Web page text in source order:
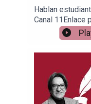
Hablan
Canal 11Enlace
Patreon:https://
ace para hacer
a para hacer
nombre de